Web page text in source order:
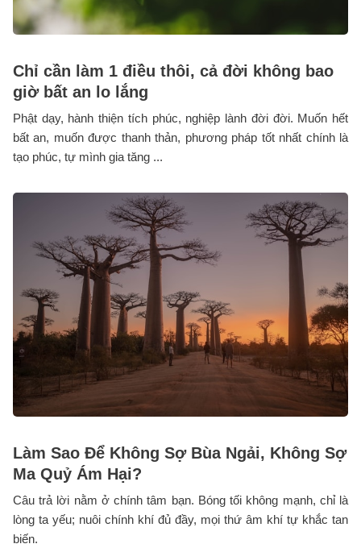
Chỉ cần làm 1 điều thôi, cả đời không bao
giờ bất an lo lắng
Phật dạy, hành thiện tích phúc, nghiệp lành đời đời. Muốn hết
bất an, muốn được thanh thản, phương pháp tốt nhất chính là
tạo phúc, tự mình gia tăng ...
Làm Sao Để Không Sợ Bùa Ngải, Không Sợ
Ma Quỷ Ám Hại?
Câu trả lời nằm ở chính tâm bạn. Bóng tối không mạnh, chỉ là
lòng ta yếu; nuôi chính khí đủ đầy, mọi thứ âm khí tự khắc tan
biến.